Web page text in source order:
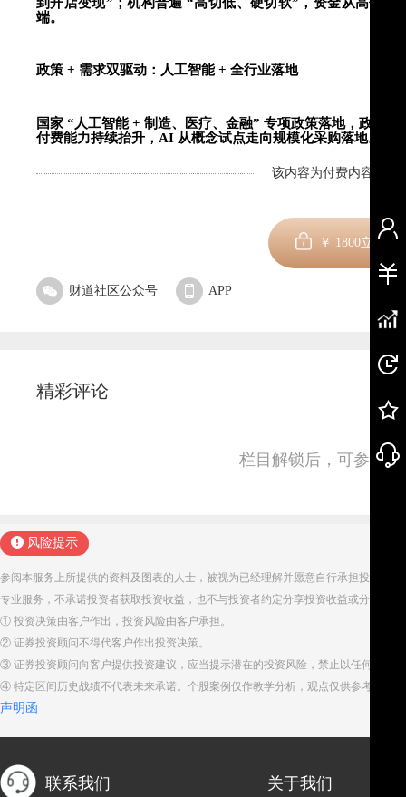
端。
政策 + 需求双驱动：人工智能+ 全行业落地
国家 “人工智能+ 制造、医疗、金融” 专项政策落地，政企
付费能力持续抬升， AI 从概念试点走向规模化采购落地。
该内容为付费内容，剩
￥ 1800立即订
财道社区公众号 APP
精彩评论
栏目解锁后，可参与
风险提示
参阅本服务上所提供的资料及图表的人士，被视为已经理解并愿意自行承担投资服
专业服务，不承诺投资者获取投资收益，也不与投资者约定分享投资收益或分担投
① 投资决策由客户作出，投资风险由客户承担。
② 证券投资顾问不得代客户作出投资决策。
③ 证券投资顾问向客户提供投资建议，应当提示潜在的投资风险，禁止以任何方式
④ 特定区间历史战绩不代表未来承诺。个股案例仅作教学分析，观点仅供参考。股
声明函
联系我们 关于我们